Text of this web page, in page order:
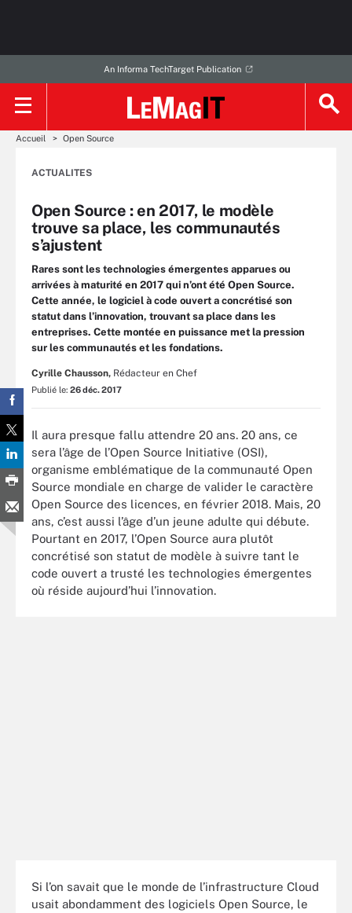
An Informa TechTarget Publication
Accueil Open Source
ACTUALITES
Open Source : en 2017, le modèle
trouve sa place, les communautés
s’ajustent
Rares sont les technologies émergentes apparues ou
arrivées à maturité en 2017 qui n’ont été Open Source.
Cette année, le logiciel à code ouvert a concrétisé son
statut dans l’innovation, trouvant sa place dans les
entreprises. Cette montée en puissance met la pression
sur les communautés et les fondations.
Cyrille Chausson, Rédacteur en Chef
Publié le: 26 déc. 2017
Il aura presque fallu attendre 20 ans. 20 ans, ce
sera l’âge de l’Open Source Initiative (OSI),
organisme emblématique de la communauté Open
Source mondiale en charge de valider le caractère
Open Source des licences, en février 2018. Mais, 20
ans, c’est aussi l’âge d’un jeune adulte qui débute.
Pourtant en 2017, l’Open Source aura plutôt
concrétisé son statut de modèle à suivre tant le
code ouvert a trusté les technologies émergentes
où réside aujourd’hui l’innovation.
Si l’on savait que le monde de l’infrastructure Cloud
usait abondamment des logiciels Open Source, le